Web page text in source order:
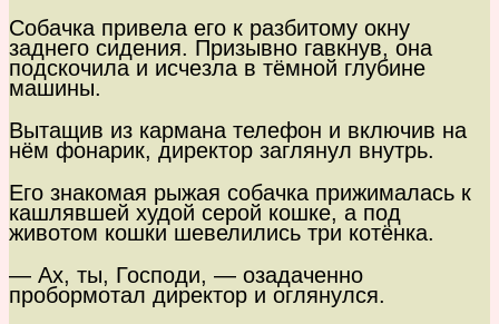
Собачка привела его к разбитому окну
заднего сидения. Призывно гавкнув, она
подскочила и исчезла в тёмной глубине
машины.
Вытащив из кармана телефон и включив на
нём фонарик, директор заглянул внутрь.
Его знакомая рыжая собачка прижималась к
кашлявшей худой серой кошке, а под
животом кошки шевелились три котёнка.
— Ах, ты, Господи, — озадаченно
пробормотал директор и оглянулся.